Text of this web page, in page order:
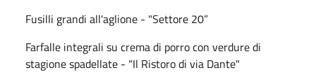
Fusilli grandi all'aglione - "Settore 20”
Farfalle integrali su crema di porro con verdure di
stagione spadellate - “Il Ristoro di via Dante"